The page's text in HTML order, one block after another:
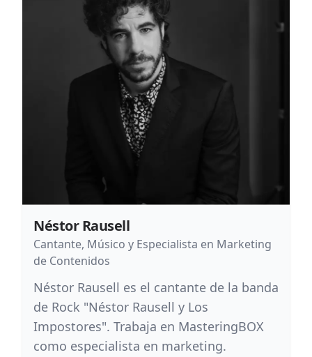
Néstor Rausell
Cantante, Músico y Especialista en Marketing
de Contenidos
Néstor Rausell es el cantante de la banda
de Rock "Néstor Rausell y Los
Impostores". Trabaja en MasteringBOX
como especialista en marketing.